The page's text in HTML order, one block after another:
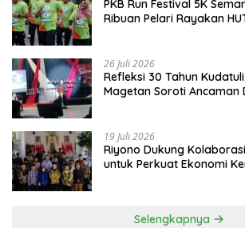
PKB Run Festival 5K
Ribuan Pelari Rayakan
26 Juli 2026
Refleksi 30 Tahun
Magetan Soroti Ancaman
19 Juli 2026
Riyono Dukung
untuk Perkuat Ekonomi
Selengkapnya